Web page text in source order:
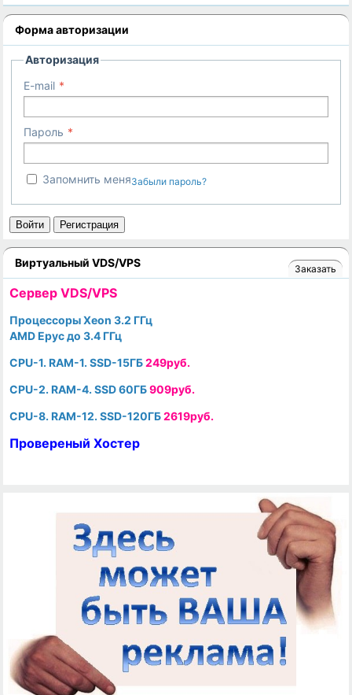
Форма авторизации
Авторизация
E-mail
Пароль
Запомнить меняЗабыли пароль?
Войти Регистрация
Виртуальный VDS/VPS Заказать
Cервер VDS/VPS
Процессоры Xeon 3.2 ГГц
AMD Epyc до 3.4 ГГц
CPU-1. RAM-1. SSD-15ГБ249руб.
CPU-2. RAM-4. SSD 60ГБ909руб.
CPU-8. RAM-12. SSD-120ГБ2619руб.
Провереный Хостер